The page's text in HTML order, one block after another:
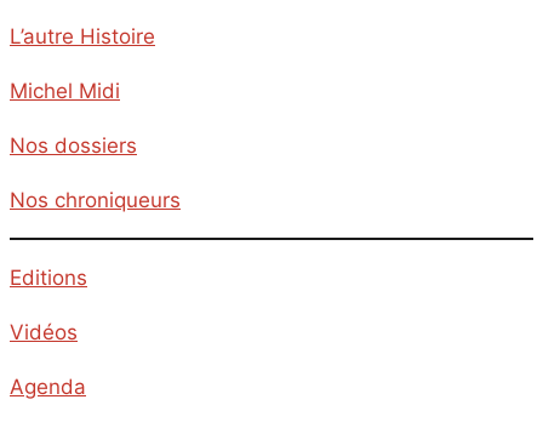
L’autre Histoire
Michel Midi
Nos dossiers
Nos chroniqueurs
Editions
Vidéos
Agenda